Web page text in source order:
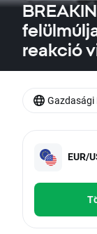
reakció
EUR/